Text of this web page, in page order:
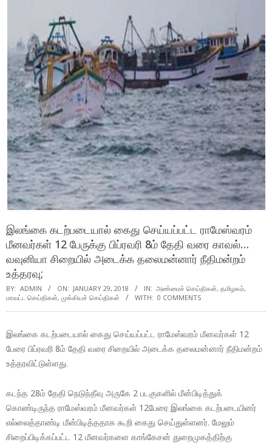
இலங்கை கடற்படையால் கைது செய்யப்பட்ட ராமேஸ்வரம்
மீனவர்கள் 12 பேருக்கு பிப்ரவரி 8ம் தேதி வரை காவல்…
வவுனியா சிறையில் அடைக்க தலைமன்னார் நீதிமன்றம்
உத்தரவு;
BY: ADMIN ON: JANUARY 29, 2018 IN: அண்மைச் செய்திகள், தமிழகம்,
மாவட்ட செய்திகள், முக்கியச் செய்திகள் WITH: 0 COMMENTS
இலங்கை கடற்படையால் கைது செய்யப்பட்ட ராமேஸ்வரம் மீனவர்கள் 12
பேரை பிப்ரவரி 8ம் தேதி வரை சிறையில் அடைக்க தலைமன்னார் நீதிமன்றம்
உத்தரவிட்டுள்ளது.
கடந்த 28ம் தேதி நெடுந்தீவு அருகே 2 படகுகளில் மீன்பிடித்துக்
கொண்டிருந்த ராமேஸ்வரம் மீனவர்கள் 12பேரை இலங்கை கடற்படையினர்
எல்லைத்தாண்டி மீன்பிடித்ததாக கூறி கைது செய்துள்ளனர். மேலும்
சிறைப்பிடிக்கப்பட்ட 12 மீனவர்களை காங்கேசன் துறைமுகத்திற்கு